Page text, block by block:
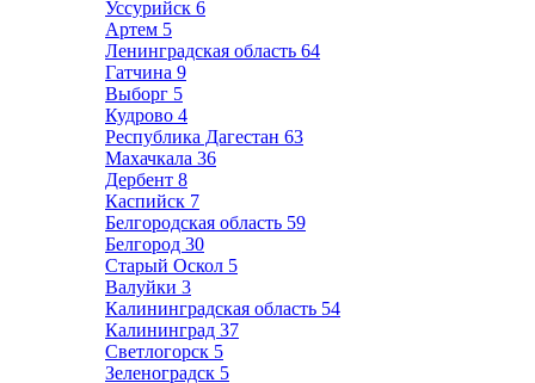
Уссурийск 6
Артем 5
Ленинградская область 64
Гатчина 9
Выборг 5
Кудрово 4
Республика Дагестан 63
Махачкала 36
Дербент 8
Каспийск 7
Белгородская область 59
Белгород 30
Старый Оскол 5
Валуйки 3
Калининградская область 54
Калининград 37
Светлогорск 5
Зеленоградск 5